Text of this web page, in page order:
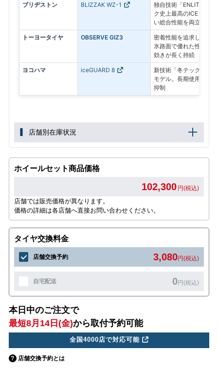
ブリヂストン BLIZZAK WZ-1
独自技術「ENLITEN」
ク史上最高のICEコント
い総合性能を両立した
トーヨータイヤ OBSERVE GIZ3
密着性能を追求したプ
氷路面で優れた性能を
効きが長く持続
ヨコハマ iceGUARD 8
新技術「冬テック」で
モデル。長期使用後も
抑制
店舗別在庫状況
ホイールセット商品価格
102,300 円(税込)
店舗では販売価格が異なります。
価格の詳細は各店舗へ直接お問い合わせください。
タイヤ交換料金
店舗交換予約 3,080円(税込)
自宅配送 0円(税込)
本日中のご注文で
最短8月14日(金)から取付予約可能
全国4000店で対応可能
店舗交換予約とは